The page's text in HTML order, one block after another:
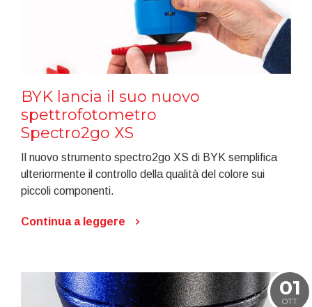
BYK lancia il suo nuovo
spettrofotometro
Spectro2go XS
Il nuovo strumento spectro2go XS di BYK semplifica
ulteriormente il controllo della qualità del colore sui
piccoli componenti.
Continua a leggere
01
OTT